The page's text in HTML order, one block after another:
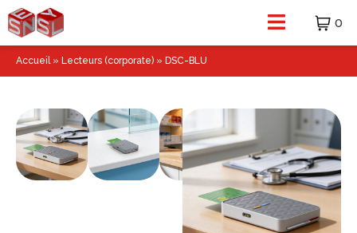
0
Accueil» Lecteurs (corporate) » DSC-BLU